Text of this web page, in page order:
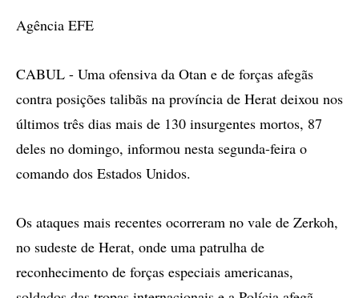
Agência EFE
CABUL - Uma ofensiva da Otan e de forças afegãs
contra posições talibãs na província de Herat deixou nos
últimos três dias mais de 130 insurgentes mortos, 87
deles no domingo, informou nesta segunda-feira o
comando dos Estados Unidos.
Os ataques mais recentes ocorreram no vale de Zerkoh,
no sudeste de Herat, onde uma patrulha de
reconhecimento de forças especiais americanas,